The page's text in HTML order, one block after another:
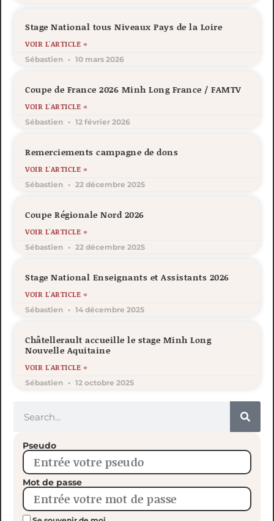
Stage National tous Niveaux Pays de la Loire
VOIR L'ARTICLE »
Sébastien 10 mars 2026
Coupe de France 2026 Minh Long France / FAMTV
VOIR L'ARTICLE »
Sébastien 12 février 2026
Remerciements campagne de dons
VOIR L'ARTICLE »
Sébastien 22 décembre 2025
Coupe Régionale Nord 2026
VOIR L'ARTICLE »
Sébastien 22 décembre 2025
Stage National Enseignants et Assistants 2026
VOIR L'ARTICLE »
Sébastien 14 décembre 2025
Châtellerault accueille le stage Minh Long
Nouvelle Aquitaine
VOIR L'ARTICLE »
Sébastien 12 octobre 2025
Pseudo
Mot de passe